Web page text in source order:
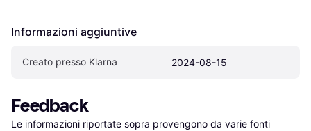
Informazioni aggiuntive
Creato presso Klarna 2024-08-15
Feedback
Le informazioni riportate sopra provengono da varie fonti